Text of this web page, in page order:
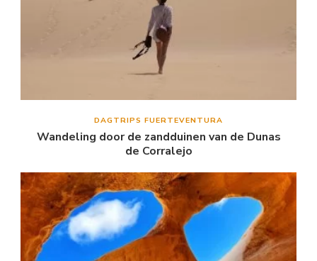
DAGTRIPS FUERTEVENTURA
Wandeling door de zandduinen van de Dunas
de Corralejo